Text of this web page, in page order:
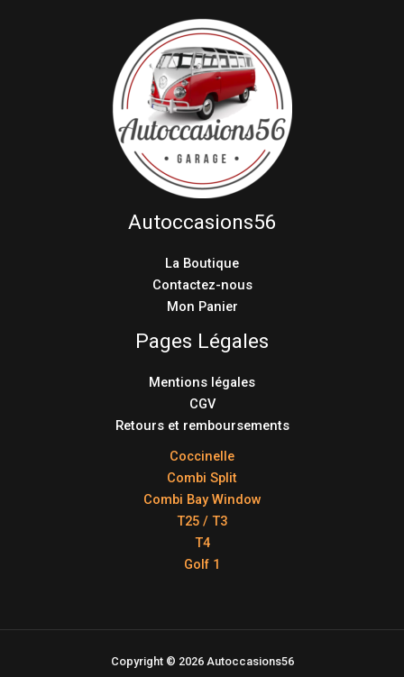
Autoccasions56
La Boutique
Contactez-nous
Mon Panier
Pages Légales
Mentions légales
CGV
Retours et remboursements
Coccinelle
Combi Split
Combi Bay Window
T25 / T3
T4
Golf 1
Copyright © 2026 Autoccasions56